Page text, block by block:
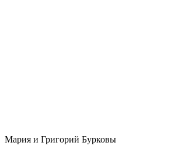
Мария и Григорий Бурковы